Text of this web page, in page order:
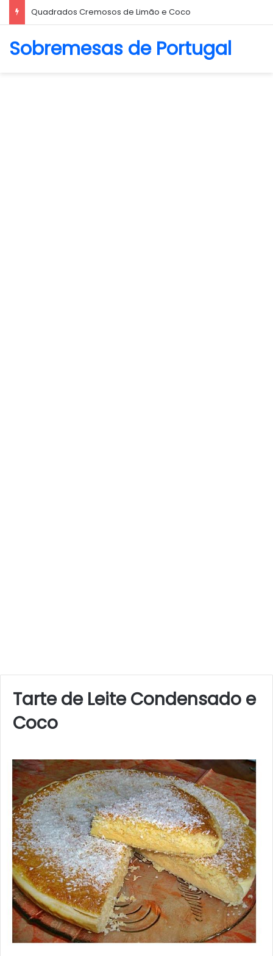
Biscoito Amanteigado
Sobremesas de Portugal
Tarte de Leite Condensado e
Coco